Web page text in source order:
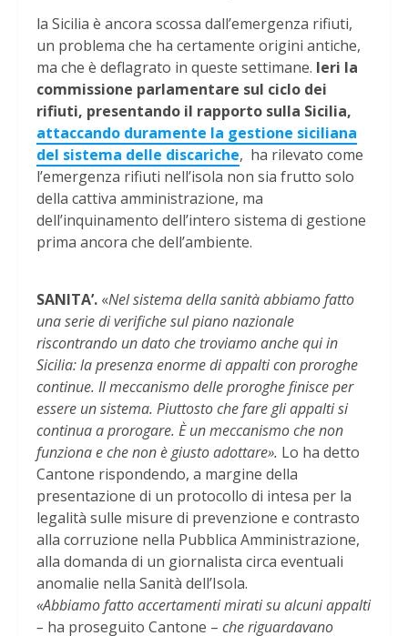
la Sicilia è ancora scossa dall’emergenza rifiuti,
un problema che ha certamente origini antiche,
ma che è deflagrato in queste settimane. Ieri la
commissione parlamentare sul ciclo dei
rifiuti, presentando il rapporto sulla Sicilia,
attaccando duramente la gestione siciliana
del sistema delle discariche, ha rilevato come
l’emergenza rifiuti nell’isola non sia frutto solo
della cattiva amministrazione, ma
dell’inquinamento dell’intero sistema di gestione
prima ancora che dell’ambiente.
SANITA’. «Nel sistema della sanità abbiamo fatto
una serie di verifiche sul piano nazionale
riscontrando un dato che troviamo anche qui in
Sicilia: la presenza enorme di appalti con proroghe
continue. Il meccanismo delle proroghe finisce per
essere un sistema. Piuttosto che fare gli appalti si
continua a prorogare. È un meccanismo che non
funziona e che non è giusto adottare». Lo ha detto
Cantone rispondendo, a margine della
presentazione di un protocollo di intesa per la
legalità sulle misure di prevenzione e contrasto
alla corruzione nella Pubblica Amministrazione,
alla domanda di un giornalista circa eventuali
anomalie nella Sanità dell’Isola.
«Abbiamo fatto accertamenti mirati su alcuni appalti
– ha proseguito Cantone – che riguardavano